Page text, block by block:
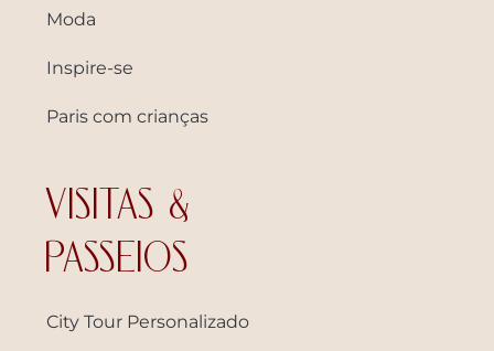
Moda
Inspire-se
Paris com crianças
VISITAS &
PASSEIOS
City Tour Personalizado